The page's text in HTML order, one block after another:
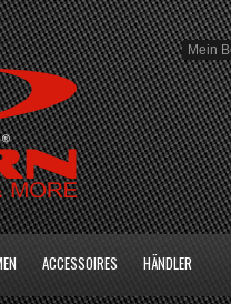
Mein
ACCESSOIRES HÄNDLER